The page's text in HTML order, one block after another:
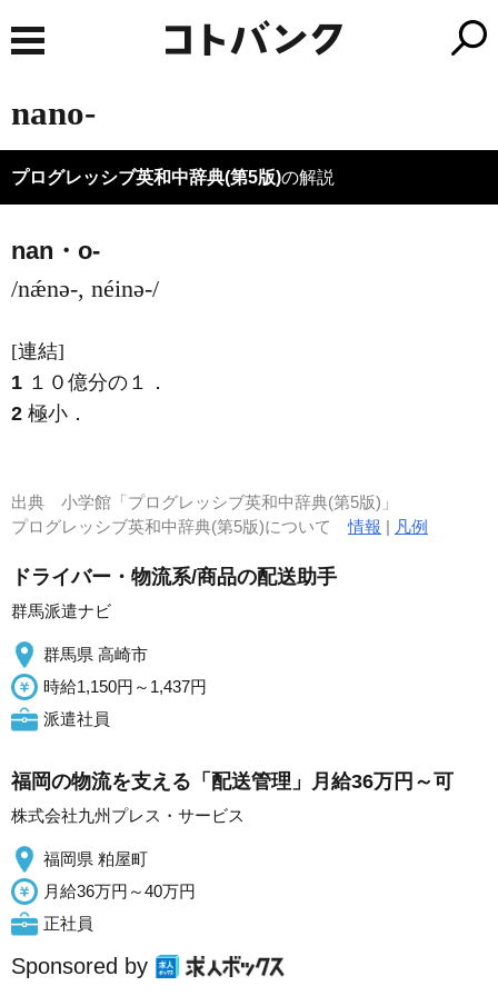
nano-
プログレッシブ英和中辞典(第5版)の解説
nan・o-
/nǽnə-, néinə-/
[連結]
1 １０億分の１ ．
2 極小 ．
出典 小学館「プログレッシブ英和中辞典(第5版)」
プログレッシブ英和中辞典(第5版)について情報 | 凡例
ドライバー・物流系/商品の配送助手
群馬派遣ナビ
群馬県 高崎市
時給1,150円～1,437円
派遣社員
福岡の物流を支える「配送管理」月給36万円～可
株式会社九州プレス・サービス
福岡県 粕屋町
月給36万円～40万円
正社員
Sponsored by